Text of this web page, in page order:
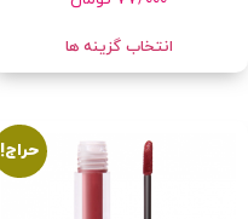
انتخاب گزینه ها
حراج!